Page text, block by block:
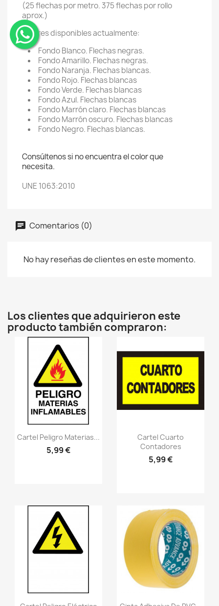
(25 flechas por metro. 375 flechas por rollo
aprox.)
Colores disponibles actualmente:
Fondo Blanco. Flechas negras.
Fondo Amarillo. Flechas negras.
Fondo Naranja. Flechas blancas.
Fondo Rojo. Flechas blancas
Fondo Verde. Flechas blancas
Fondo Azul. Flechas blancas
Fondo Marrón claro. Flechas blancas
Fondo Marrón oscuro. Flechas blancas
Fondo Negro. Flechas blancas.
Consúltenos si no encuentra el color que
necesita.
UNE 1063:2010
Comentarios (0)
No hay reseñas de clientes en este momento.
Los clientes que adquirieron este
producto también compraron:
visibilityVistazo rápido
Cartel Peligro Materias...
5,99 €
visibilityVistazo rápido
Cartel Cuarto
Contadores
5,99 €
¨